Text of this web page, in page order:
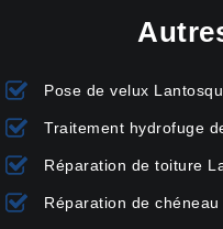
Pose de velux
Traitement hydrofuge
Réparation de toiture
Réparation de